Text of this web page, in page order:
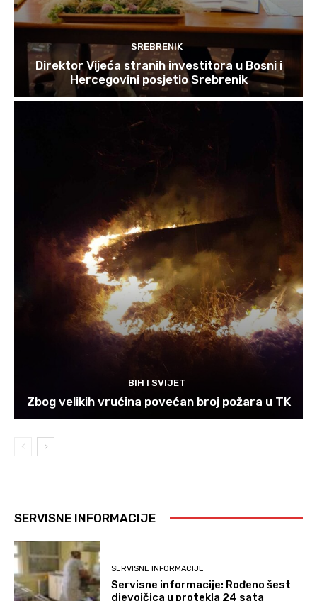
SREBRENIK
Direktor Vijeća stranih investitora u Bosni i
Hercegovini posjetio Srebrenik
BIH I SVIJET
Zbog velikih vrućina povećan broj požara u TK
SERVISNE INFORMACIJE
SERVISNE INFORMACIJE
Servisne informacije: Rođeno šest
djevojčica u protekla 24 sata